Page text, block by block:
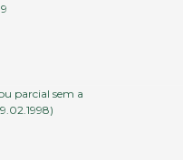
parcial sem a